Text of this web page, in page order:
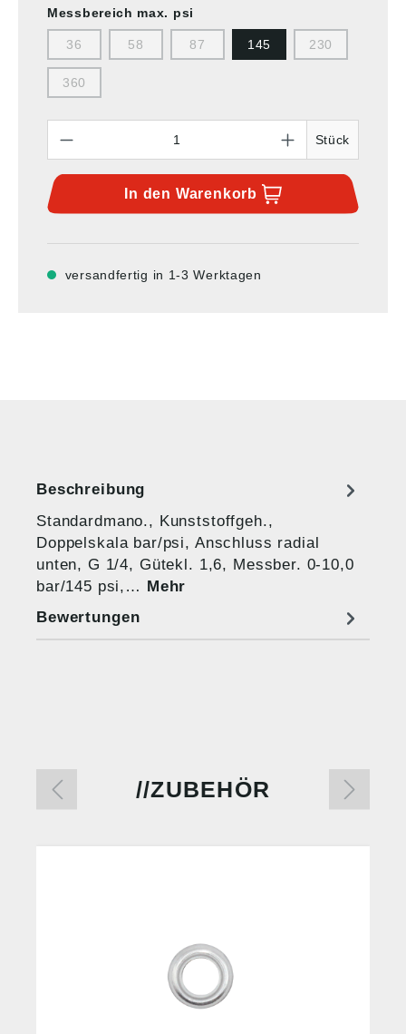
Messbereich max. psi
36 58 87 145 230
360
Stück
In den Warenkorb
versandfertig in 1-3 Werktagen
Beschreibung
Standardmano., Kunststoffgeh.,
Doppelskala bar/psi, Anschluss radial
unten, G 1/4, Gütekl. 1,6, Messber. 0-10,0
bar/145 psi,… Mehr
Bewertungen
ZUBEHÖR